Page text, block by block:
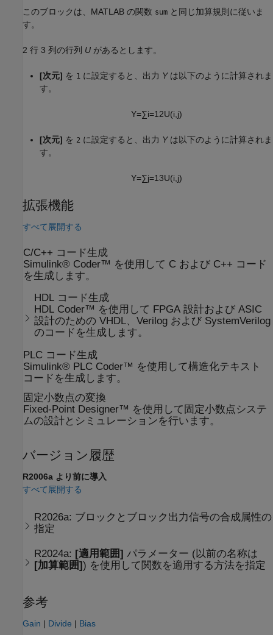
このブロックは、MATLAB の関数 sum と同じ加算規則に従いま
す。
2 行 3 列の行列 U があるとします。
[次元] を 1 に設定すると、出力 Yは以下のように計算されま
す。
Y=∑i=1 2U(i j)
[次元] を 2 に設定すると、出力 Yは以下のように計算されま
す。
Y=∑j=13U(i j)
拡張機能
すべて展開する
C/C++ コード生成
Simulink® Coder™ を使用して C および C++ コード
を生成します。
HDL コード生成
HDL Coder™ を使用して FPGA 設計および ASIC
設計のための VHDL、Verilog および SystemVerilog
のコードを生成します。
PLC コード生成
Simulink® PLC Coder™ を使用して構造化テキスト
コードを生成します。
固定小数点の変換
Fixed-Point Designer™ を使用して固定小数点システ
ムの設計とシミュレーションを行います。
バージョン履歴
R2006a より前に導入
すべて展開する
R2026a: ブロックとブロック出力信号の合成属性の
指定
R2024a: [適用範囲] パラメーター (以前の名称は
[加算範囲]) を使用して関数を適用する方法を指定
参考
Gain | Divide | Bias